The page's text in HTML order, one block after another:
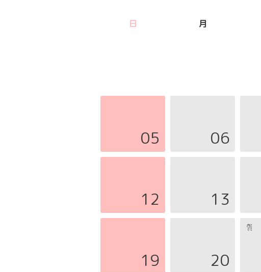
日 月
05 06
12 13
19 20